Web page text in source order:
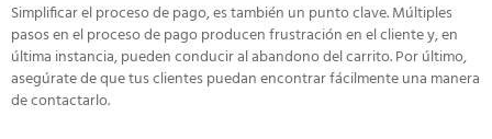
Simplificar el proceso de pago, es también un punto clave. Múltiples
pasos en el proceso de pago producen frustración en el cliente y, en
última instancia, pueden conducir al abandono del carrito. Por último,
asegúrate de que tus clientes puedan encontrar fácilmente una manera
de contactarlo.